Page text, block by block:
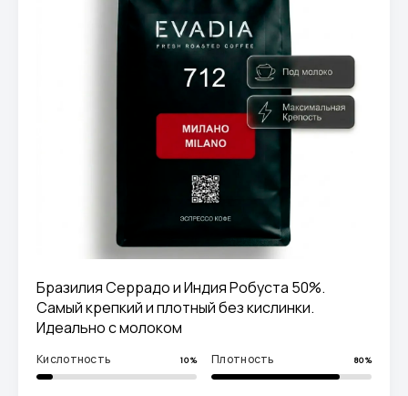
Бразилия Серрадо и Индия Робуста 50%.
Самый крепкий и плотный без кислинки.
Идеально с молоком
Кислотность 10% Плотность 80%